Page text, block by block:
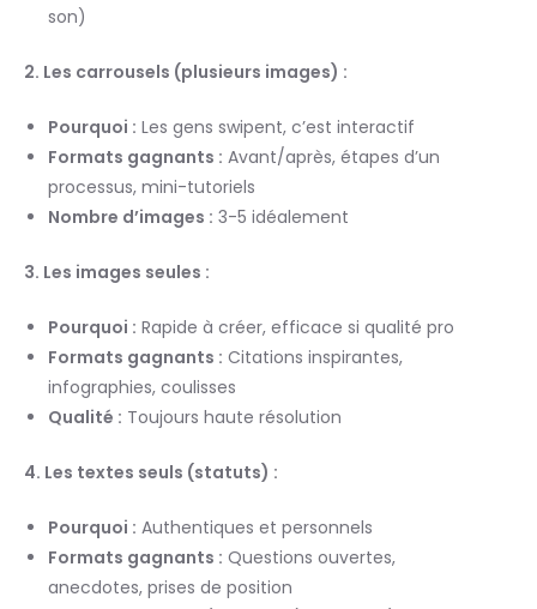
son)
2. Les carrousels (plusieurs images) :
Pourquoi : Les gens swipent, c’est interactif
Formats gagnants : Avant/après, étapes d’un
processus, mini-tutoriels
Nombre d’images : 3-5 idéalement
3. Les images seules :
Pourquoi : Rapide à créer, efficace si qualité pro
Formats gagnants : Citations inspirantes,
infographies, coulisses
Qualité : Toujours haute résolution
4. Les textes seuls (statuts) :
Pourquoi : Authentiques et personnels
Formats gagnants : Questions ouvertes,
anecdotes, prises de position